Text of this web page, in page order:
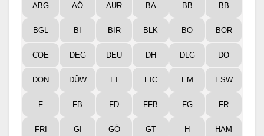
ABG AÖ AUR BA BB BB
BGL BI BIR BLK BO BOR
COE DEG DEU DH DLG DO
DON DÜW EI EIC EM ESW
F FB FD FFB FG FR
FRI GI GÖ GT H HAM